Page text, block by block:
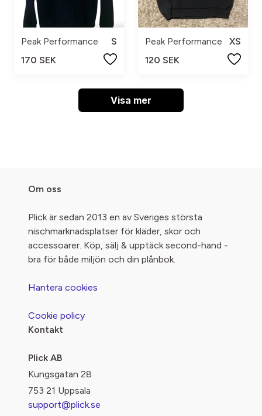
Peak Performance
S
170 SEK
Peak Performance
XS
120 SEK
Visa mer
Om oss
Plick är sedan 2013 en av Sveriges största
nischmarknadsplatser för kläder, skor och
accessoarer. Köp, sälj & upptäck second-hand -
bra för både miljön och din plånbok.
Hantera cookies
Cookie policy
Kontakt
Plick AB
Kungsgatan 28
753 21 Uppsala
support@plick.se